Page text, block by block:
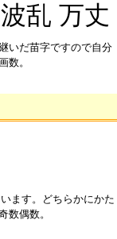
乱 万丈
いだ苗字ですので自分
数。
ます。どちらかにかた
数偶数。